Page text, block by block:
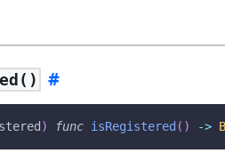
) func isRegistered ( ) ->